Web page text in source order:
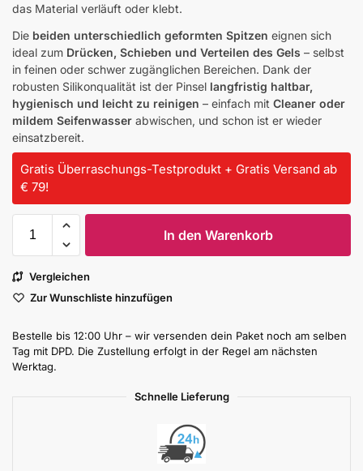
das Material verläuft oder klebt.
Die beiden unterschiedlich geformten Spitzen eignen sich
ideal zum Drücken, Schieben und Verteilen des Gels – selbst
in feinen oder schwer zugänglichen Bereichen. Dank der
robusten Silikonqualität ist der Pinsel langfristig haltbar,
hygienisch und leicht zu reinigen – einfach mit Cleaner oder
mildem Seifenwasser abwischen, und schon ist er wieder
einsatzbereit.
Gratis Überraschungs-Testprodukt + Gratis Versand ab
€ 79!
In den Warenkorb
Vergleichen
Zur Wunschliste hinzufügen
Bestelle bis 12:00 Uhr – wir versenden dein Paket noch am selben
Tag mit DPD. Die Zustellung erfolgt in der Regel am nächsten
Werktag.
Schnelle Lieferung